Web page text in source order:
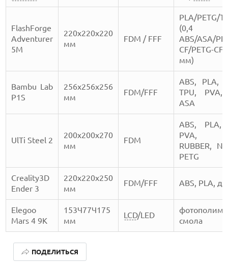
FlashForge
Adventurer
5М
220х220х220
мм
FDM / FFF
PLA/PETG/
(0,4
ABS/ASA/
CF/PETG-
мм)
Bambu Lab
P1S
256х256х256
мм
FDM/FFF
ABS, PLA,
TPU, PVA,
ASA
UlTi Steel 2
200х200х270
мм
FDM
ABS, PLA,
PVA,
RUBBER,
PETG
Creality3D
Ender 3
220х220х250
мм
FDM/FFF ABS, PLA,
Elegoo
Mars 4 9K
153Ч77Ч175
мм
LCD/LED
смола
ПОДЕЛИТЬСЯ
ОБЗОР МОНИТОРА MSI PRO MAX 271PHW E14